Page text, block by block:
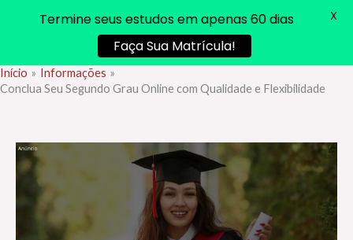
Ir
para
Início
Informações
Conclua Seu Segundo Grau Online com Qualidade e Flexibilidade
Termine seus estudos em apenas 60 dias
Faça Sua Matrícula!
X